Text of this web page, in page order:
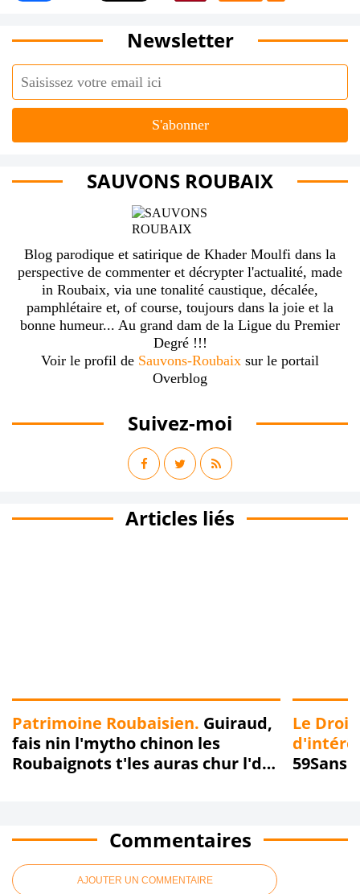
Newsletter
SAUVONS ROUBAIX
Blog parodique et satirique de Khader Moulfi dans la
perspective de commenter et décrypter l'actualité, made
in Roubaix, via une tonalité caustique, décalée,
pamphlétaire et, of course, toujours dans la joie et la
bonne humeur... Au grand dam de la Ligue du Premier
Degré !!!
Voir le profil de Sauvons-Roubaix sur le portail
Overblog
Suivez-moi
Articles liés
Patrimoine Roubaisien. Guiraud,
fais nin l'mytho chinon les
Roubaignots t'les auras chur l'dos
Le Droit
59Sans
Commentaires
AJOUTER UN COMMENTAIRE